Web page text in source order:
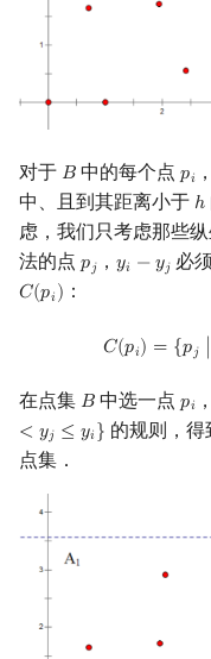
LGV 引理
最大团搜索算法
对于 𝐵
B 中的每个点𝑝𝑖
pi
中、且到其距离小于 ℎ
h
虑，我们只考虑那些
法的点 𝑝𝑗
pj ，𝑦𝑖 −𝑦𝑗
yi −y j 必
𝐶(𝑝𝑖)
C(pi) ：
𝐶(𝑝𝑖) = {𝑝𝑗 ∣
C(pi)= p
在点集 𝐵
B 中选一点𝑝𝑖
pi
< 𝑦𝑗 ≤ 𝑦𝑖} 的规则，
点集．